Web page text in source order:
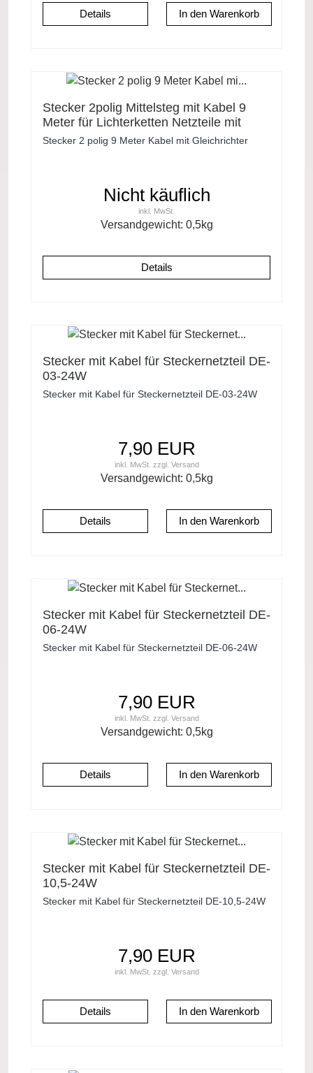
Details
Stecker 2polig Mittelsteg mit Kabel 9
Meter für Lichterketten Netzteile mit
AC/DC Gleichrichter
Stecker 2 polig 9 Meter Kabel mit Gleichrichter
Nicht käuflich
inkl. MwSt.
Versandgewicht: 0,5kg
Details
Stecker mit Kabel für Steckernetzteil DE-
03-24W
Stecker mit Kabel für Steckernetzteil DE-03-24W
7,90 EUR
inkl. MwSt. zzgl. Versand
Versandgewicht: 0,5kg
Details
Stecker mit Kabel für Steckernetzteil DE-
06-24W
Stecker mit Kabel für Steckernetzteil DE-06-24W
7,90 EUR
inkl. MwSt. zzgl. Versand
Versandgewicht: 0,5kg
Details
Stecker mit Kabel für Steckernetzteil DE-
10,5-24W
Stecker mit Kabel für Steckernetzteil DE-10,5-24W
7,90 EUR
inkl. MwSt. zzgl. Versand
Details